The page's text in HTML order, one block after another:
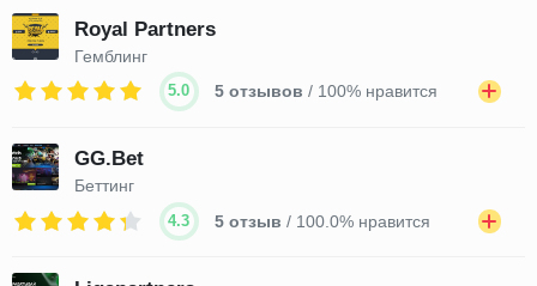
Royal Partners
Гемблинг
5.0 5 отзывов / 100% нравится
GG.Bet
Беттинг
4.3 5 отзыв / 100.0% нравится